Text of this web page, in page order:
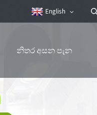
English
නිතර අසන පැන